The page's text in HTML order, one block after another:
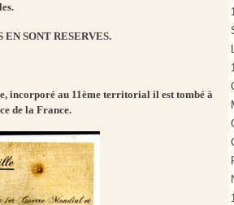
SONT RESERVES.
incorporé au 11ème territorial il est tombé à
de la France.